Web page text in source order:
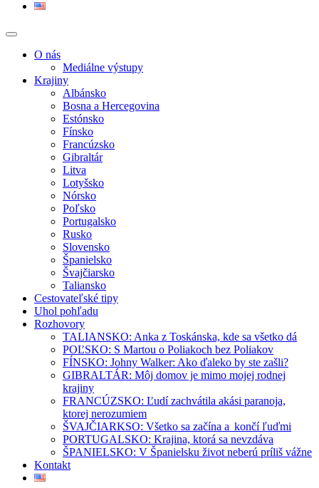
O nás
Mediálne výstupy
Krajiny
Albánsko
Bosna a Hercegovina
Estónsko
Fínsko
Francúzsko
Gibraltár
Litva
Lotyšsko
Nórsko
Poľsko
Portugalsko
Rusko
Slovensko
Španielsko
Švajčiarsko
Taliansko
Cestovateľské tipy
Uhol pohľadu
Rozhovory
TALIANSKO: Anka z Toskánska, kde sa všetko dá
POĽSKO: S Martou o Poliakoch bez Poliakov
FÍNSKO: Johny Walker: Ako ďaleko by ste zašli?
GIBRALTÁR: Môj domov je mimo mojej rodnej
krajiny
FRANCÚZSKO: Ľudí zachvátila akási paranoja,
ktorej nerozumiem
ŠVAJČIARKSO: Všetko sa začína a končí ľuďmi
PORTUGALSKO: Krajina, ktorá sa nevzdáva
ŠPANIELSKO: V Španielsku život neberú príliš vážne
Kontakt